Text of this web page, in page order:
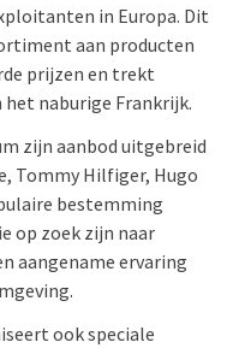
in Europa. Dit
aan producten
prijzen en trekt
het naburige Frankrijk.
zijn aanbod uitgebreid
Tommy Hilfiger, Hugo
bestemming
op zoek zijn naar
aangename ervaring
ook speciale